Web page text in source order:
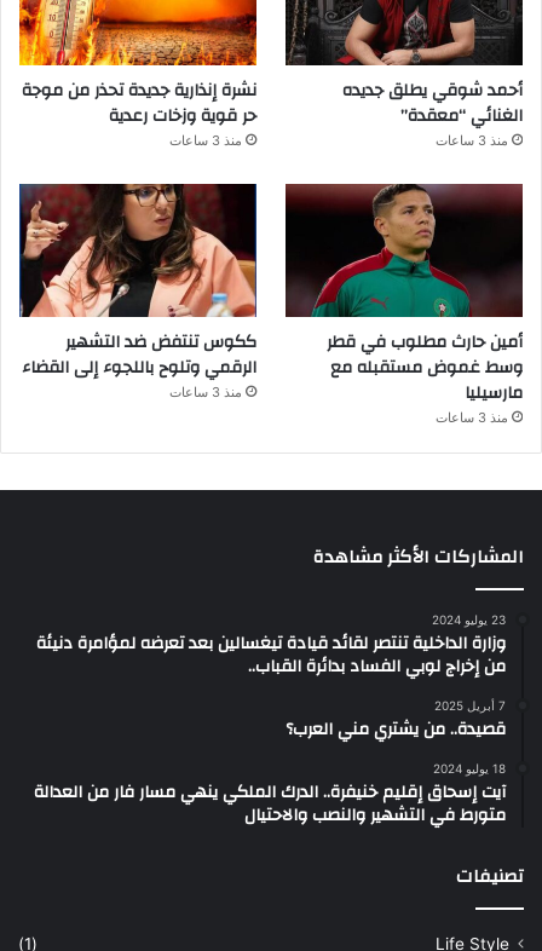
أحمد شوقي يطلق جديده
الغنائي “معقدة”
منذ 3 ساعات
نشرة إنذارية جديدة تحذر من موجة
حر قوية وزخات رعدية
منذ 3 ساعات
أمين حارث مطلوب في قطر
وسط غموض مستقبله مع
مارسيليا
منذ 3 ساعات
ككوس تنتفض ضد التشهير
الرقمي وتلوح باللجوء إلى القضاء
منذ 3 ساعات
المشاركات الأكثر مشاهدة
23 يوليو 2024
وزارة الداخلية تنتصر لقائد قيادة تيغسالين بعد تعرضه لمؤامرة دنيئة
من إخراج لوبي الفساد بدائرة القباب..
7 أبريل 2025
قصيدة.. من يشتري مني العرب؟
18 يوليو 2024
آيت إسحاق إقليم خنيفرة.. الدرك الملكي ينهي مسار فار من العدالة
متورط في التشهير والنصب والاحتيال
تصنيفات
Life Style
(1)